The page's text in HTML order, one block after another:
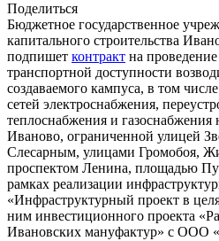
Поделиться
Бюджетное государственное
капитального строительства
подпишет контракт на
транспортной доступности
создаваемого кампуса, в том
сетей электроснабжения,
теплоснабжения и газоснабжения
Иваново, ограниченной улицей
Слесарным, улицами Громобоя,
проспектом Ленина, площадью
рамках реализации
«Инфраструктурный проект в
ним инвестиционного проекта
Ивановских мануфактур» с ООО